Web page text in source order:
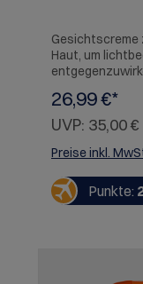
Gesichtscreme
Haut, um
Hautalterung
vorzubeugen.
Lefebvre BP
Flammen
26,99 €*
UVP: 35,00 €
Preise inkl.
Punkte: